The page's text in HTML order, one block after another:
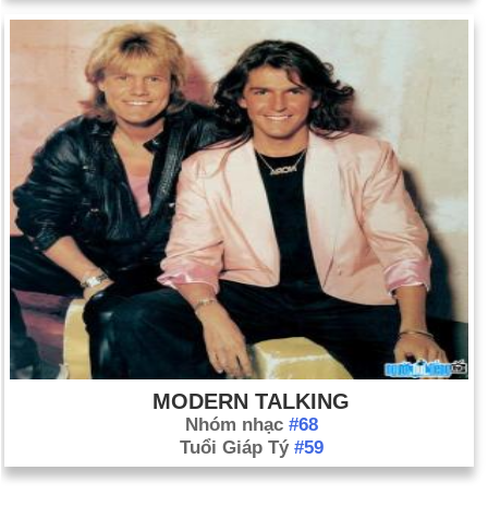
MODERN TALKING
Nhóm nhạc #68
Tuổi Giáp Tý #59